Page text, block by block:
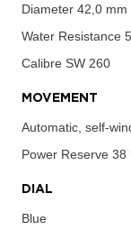
Diameter 42,0 mm
Water Resistance
Calibre SW 260
MOVEMENT
Automatic, self-
Power Reserve 38
DIAL
Blue